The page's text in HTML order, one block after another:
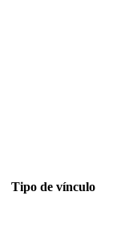
Tipo de vínculo